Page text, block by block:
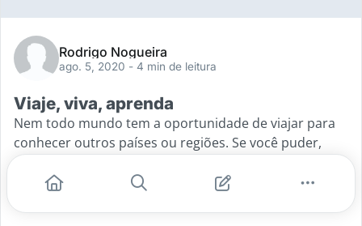
Rodrigo Nogueira
ago. 5, 2020 - 4 min de leitura
Viaje, viva, aprenda
Nem todo mundo tem a oportunidade de viajar para
conhecer outros países ou regiões. Se você puder,
vá!Sou privilegiado de ter nascido numa família de
classe média alta. Eles me proporcionaram uma